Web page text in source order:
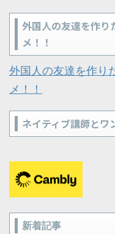
外国人の友達を作り
メ！！
外国人の友達を作り
メ！！
ネイティブ講師とワ
新着記事